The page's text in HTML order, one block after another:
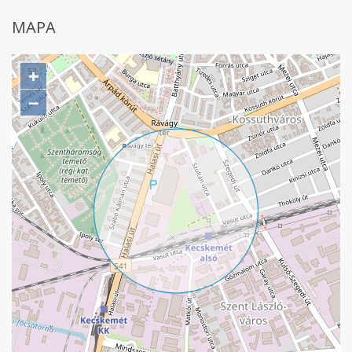
MAPA
+
−